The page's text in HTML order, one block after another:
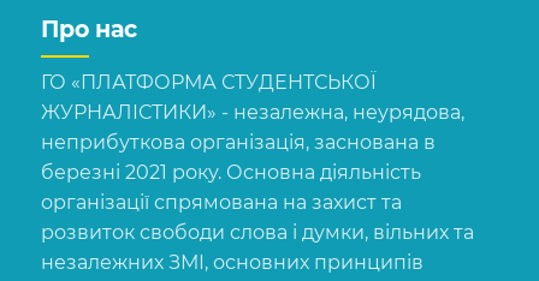
Про нас
ГО «ПЛАТФОРМА СТУДЕНТСЬКОЇ
ЖУРНАЛІСТИКИ» - незалежна, неурядова,
неприбуткова організація, заснована в
березні 2021 року. Основна діяльність
організації спрямована на захист та
розвиток свободи слова і думки, вільних та
незалежних ЗМІ, основних принципів